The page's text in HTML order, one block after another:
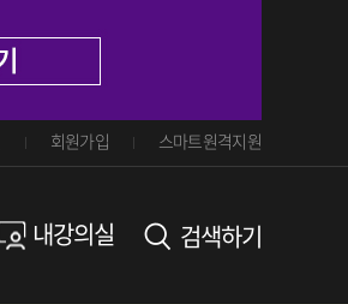
회원가입 스마트원격지원
내강의실 검색하기